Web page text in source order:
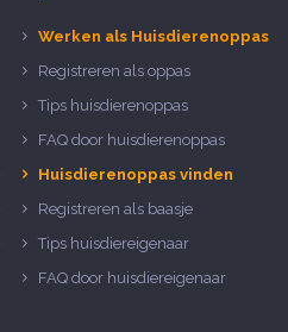
Werken als Huisdierenoppas
Registreren als oppas
Tips huisdierenoppas
FAQ door huisdierenoppas
Huisdierenoppas vinden
Registreren als baasje
Tips huisdiereigenaar
FAQ door huisdiereigenaar